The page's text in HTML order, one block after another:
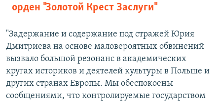
орден "Золотой Крест Заслуги"
"Задержание и содержание под стражей Юрия
Дмитриева на основе маловероятных обвинений
вызвало большой резонанс в академических
кругах историков и деятелей культуры в Польше и
других странах Европы. Мы обеспокоены
сообщениями, что контролируемые государством